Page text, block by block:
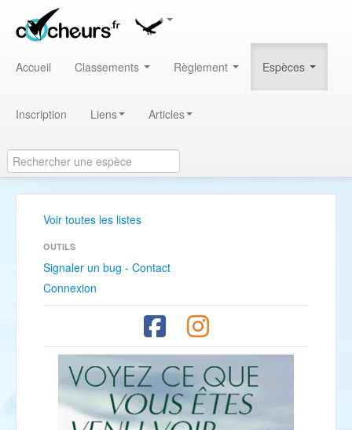
Accueil Classements Règlement Espèces
Inscription Liens Articles
Voir toutes les listes
OUTILS
Signaler un bug - Contact
Connexion